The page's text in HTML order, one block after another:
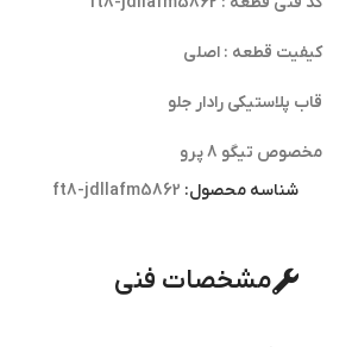
کیفیت قطعه : اصلی
قاب پلاستیکی رادار جلو
مخصوص تیگو 8 پرو
شناسه محصول: ft8-jdllafm5862
مشخصات فنی